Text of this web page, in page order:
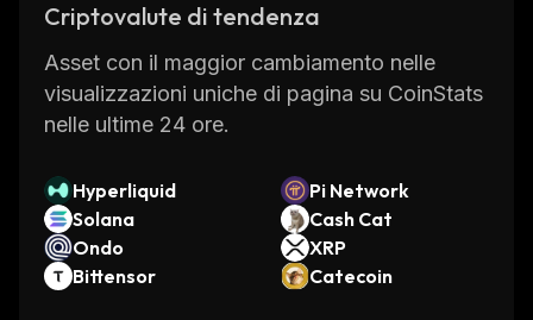
Criptovalute di tendenza
Asset con il maggior cambiamento nelle
visualizzazioni uniche di pagina su CoinStats
nelle ultime 24 ore.
Hyperliquid
Pi Network
Solana
Cash Cat
Ondo
XRP
Bittensor
Catecoin